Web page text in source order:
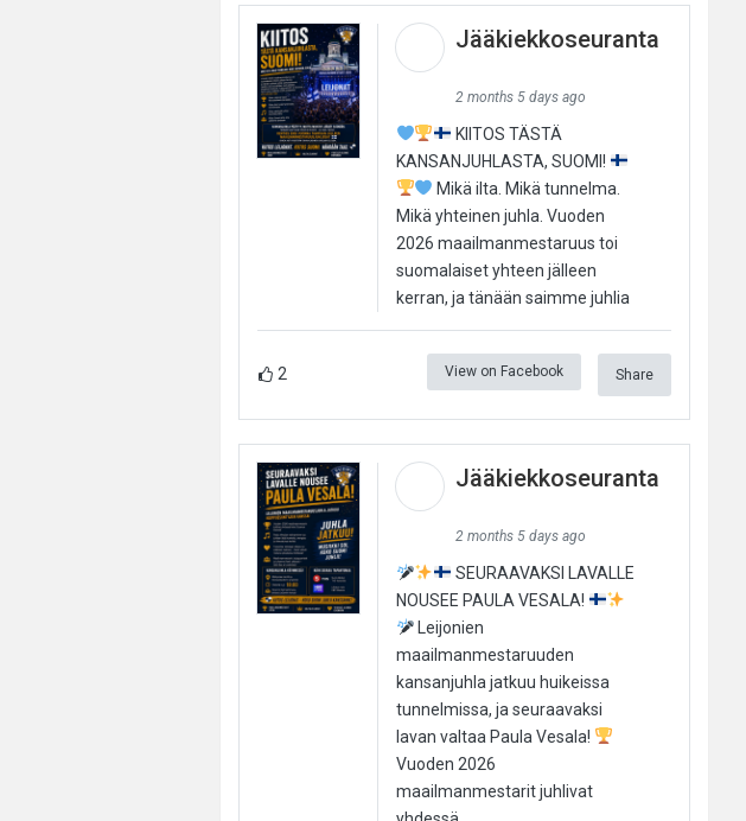
Jääkiekkoseuranta
2 months 5 days ago
KIITOS TÄSTÄ
KANSANJUHLASTA, SUOMI!
Mikä ilta. Mikä tunnelma.
Mikä yhteinen juhla. Vuoden
2026 maailmanmestaruus toi
suomalaiset yhteen jälleen
kerran, ja tänään saimme juhlia
2 View on Facebook Share
Jääkiekkoseuranta
2 months 5 days ago
SEURAAVAKSI LAVALLE
NOUSEE PAULA VESALA!
Leijonien
maailmanmestaruuden
kansanjuhla jatkuu huikeissa
tunnelmissa, ja seuraavaksi
lavan valtaa Paula Vesala!
Vuoden 2026
maailmanmestarit juhlivat